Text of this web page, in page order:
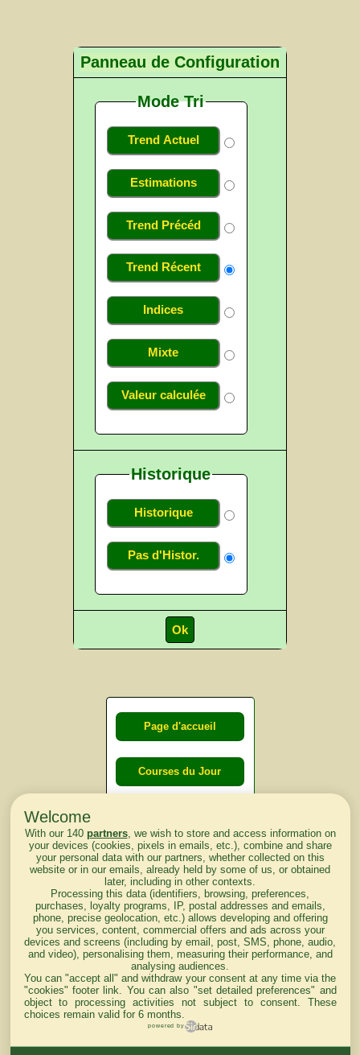
Panneau de Configuration
Mode Tri
Trend Actuel
Estimations
Trend Précéd
Trend Récent
Indices
Mixte
Valeur calculée
Historique
Historique
Pas d'Histor.
Page d'accueil
Courses du Jour
lendemain
Courses
d'aujourd'hui
Haut de Page
Welcome
With our 140 partners, we wish to store and access information on
your devices (cookies, pixels in emails, etc.), combine and share
your personal data with our partners, whether collected on this
website or in our emails, already held by some of us, or obtained
later, including in other contexts.
Processing this data (identifiers, browsing, preferences,
purchases, loyalty programs, IP, postal addresses and emails,
phone, precise geolocation, etc.) allows developing and offering
you services, content, commercial offers and ads across your
devices and screens (including by email, post, SMS, phone, audio,
and video), personalising them, measuring their performance, and
analysing audiences.
You can "accept all" and withdraw your consent at any time via the
"cookies" footer link . You can also "set detailed preferences" and
object to processing activities not subject to consent. These
choices remain valid for 6 months.
powered by